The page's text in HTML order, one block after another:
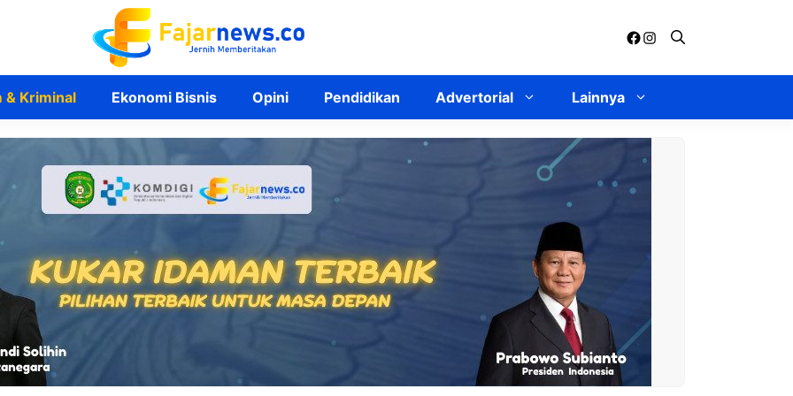
Facebook
Instagram
& Kriminal Ekonomi Bisnis Opini Pendidikan Advertorial Lainnya